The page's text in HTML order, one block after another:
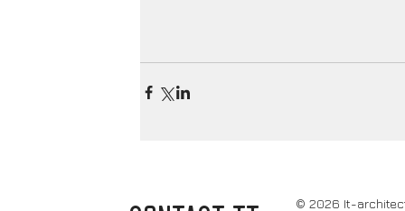
© 2026 It-